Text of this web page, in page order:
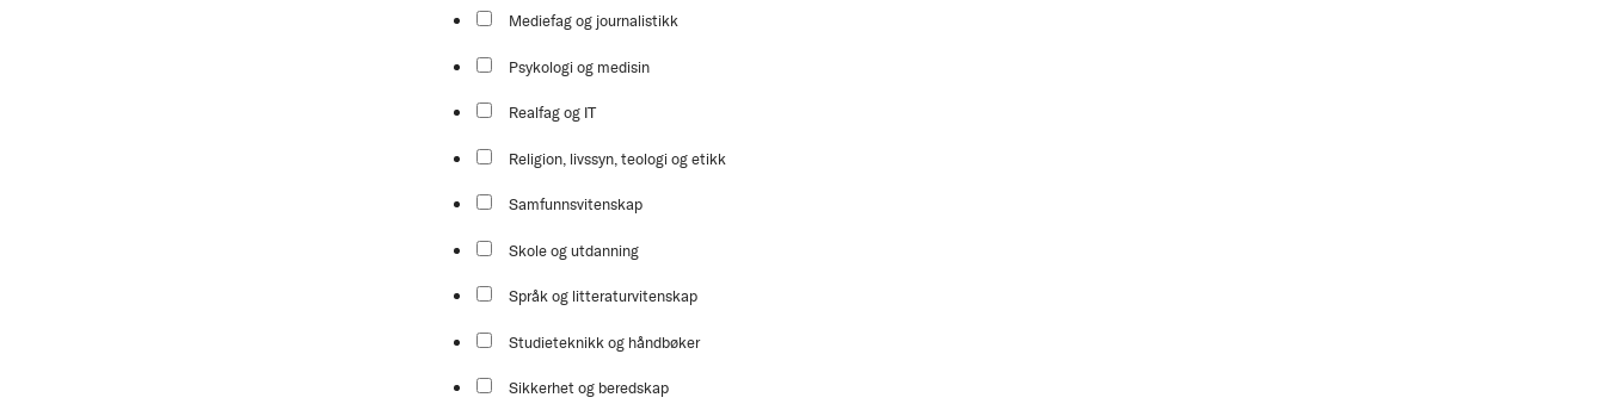
Mediefag og journalistikk
Psykologi og medisin
Realfag og IT
Religion, livssyn, teologi og etikk
Samfunnsvitenskap
Skole og utdanning
Språk og litteraturvitenskap
Studieteknikk og håndbøker
Sikkerhet og beredskap